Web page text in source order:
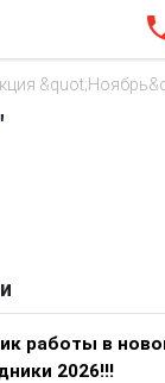
работы в
2026!!!